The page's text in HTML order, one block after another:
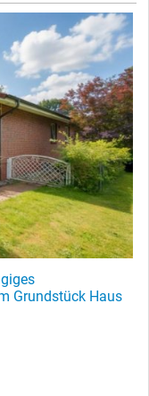
Grundstück Haus